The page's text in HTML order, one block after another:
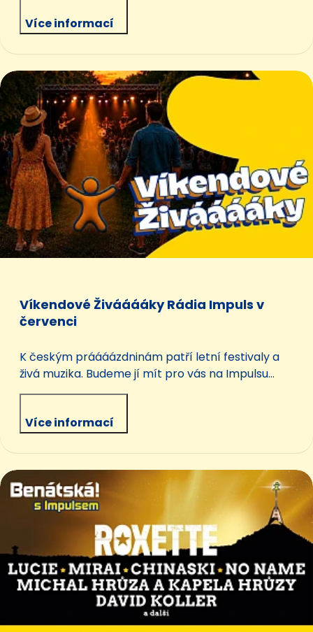
Více informací
Víkendové Živááááky Rádia Impuls v
červenci
K českým práááázdninám patří letní festivaly a
živá muzika. Budeme jí mít pro vás na Impulsu
pořádnou dávku. Každou sobotu večer od osmi do
Impuls, třeba u táboráku, na chatě anebo klidně v
atmosféru a živou českou i slovenskou muziku od
našich nejlepších a nejznámějších interpretů.
Více informací